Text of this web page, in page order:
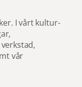
I vårt kultur-
vår